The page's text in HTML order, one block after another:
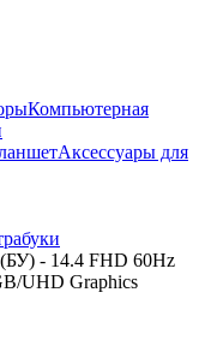
Компьютерная
Аксессуары для
- 14.4 FHD 60Hz
UHD Graphics